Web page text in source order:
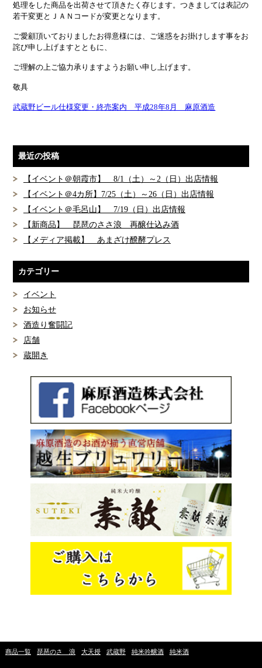
処理をした商品を出荷させて頂きたく存じます。つきましては表記の
若干変更とＪＡＮコードが変更となります。
ご愛顧頂いておりましたお得意様には、ご迷惑をお掛けします事をお
詫び申し上げますとともに、
ご理解の上ご協力承りますようお願い申し上げます。
敬具
武蔵野ビール仕様変更・終売案内 平成28年8月 麻原酒造
最近の投稿
【イベント＠朝霞市】 8/1（土）～2（日）出店情報
【イベント＠4カ所】7/25（土）～26（日）出店情報
【イベント＠毛呂山】 7/19（日）出店情報
【新商品】 琵琶のささ浪 再醸仕込み酒
【メディア掲載】 あまざけ醗酵プレス
カテゴリー
イベント
お知らせ
酒造り奮闘記
店舗
蔵開き
商品一覧 琵琶のさゝ浪 大天授 武蔵野 純米吟醸酒 純米酒